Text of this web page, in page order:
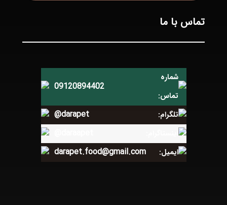
تماس با ما
شماره
تماس:
09120894402
تلگرام: @darapet
ایمیل: darapet.food@gmail.com